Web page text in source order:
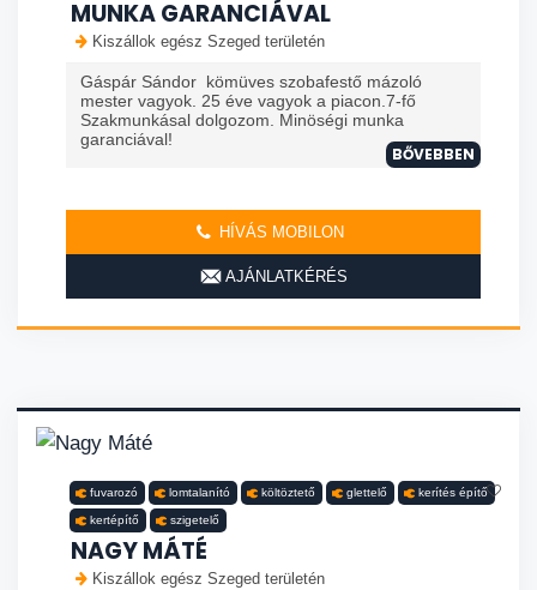
MUNKA GARANCIÁVAL
Kiszállok egész Szeged területén
Gáspár Sándor kömüves szobafestő mázoló
mester vagyok. 25 éve vagyok a piacon.7-fő
Szakmunkásal dolgozom. Minöségi munka
garanciával!
BŐVEBBEN
HÍVÁS MOBILON
AJÁNLATKÉRÉS
fuvarozó lomtalanító költöztető glettelő kerítés építő
kertépítő szigetelő
NAGY MÁTÉ
Kiszállok egész Szeged területén